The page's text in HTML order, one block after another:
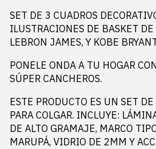
SET DE 3 CUADROS
ILUSTRACIONES DE BASKET
LEBRON JAMES, Y KOBE
PONELE ONDA A TU HOGAR
SÚPER CANCHEROS.
ESTE PRODUCTO ES UN SET
PARA COLGAR. INCLUYE:
DE ALTO GRAMAJE, MARCO
MARUPÁ, VIDRIO DE 2MM Y